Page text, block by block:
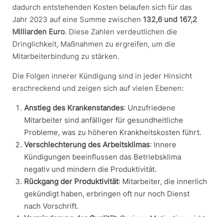
dadurch entstehenden Kosten belaufen sich für das
Jahr 2023 auf eine Summe zwischen 132,6 und 167,2
Milliarden Euro. Diese Zahlen verdeutlichen die
Dringlichkeit, Maßnahmen zu ergreifen, um die
Mitarbeiterbindung zu stärken.
Die Folgen innerer Kündigung sind in jeder Hinsicht
erschreckend und zeigen sich auf vielen Ebenen:
Anstieg des Krankenstandes: Unzufriedene
Mitarbeiter sind anfälliger für gesundheitliche
Probleme, was zu höheren Krankheitskosten führt.
Verschlechterung des Arbeitsklimas: Innere
Kündigungen beeinflussen das Betriebsklima
negativ und mindern die Produktivität.
Rückgang der Produktivität: Mitarbeiter, die innerlich
gekündigt haben, erbringen oft nur noch Dienst
nach Vorschrift.